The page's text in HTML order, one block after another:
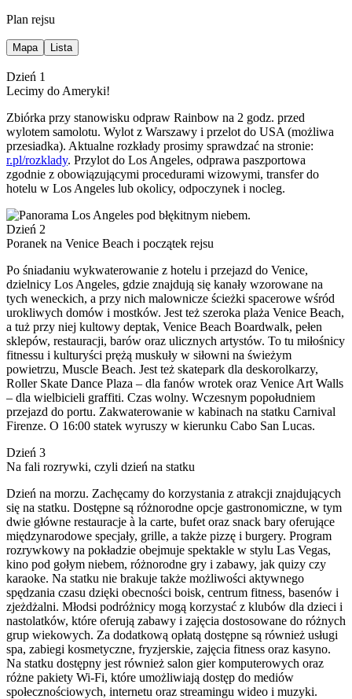
Plan rejsu
Mapa Lista
Dzień 1
Lecimy do Ameryki!
Zbiórka przy stanowisku odpraw Rainbow na 2 godz. przed
wylotem samolotu. Wylot z Warszawy i przelot do USA (możliwa
przesiadka). Aktualne rozkłady prosimy sprawdzać na stronie:
r.pl/rozklady. Przylot do Los Angeles, odprawa paszportowa
zgodnie z obowiązującymi procedurami wizowymi, transfer do
hotelu w Los Angeles lub okolicy, odpoczynek i nocleg.
Dzień 2
Poranek na Venice Beach i początek rejsu
Po śniadaniu wykwaterowanie z hotelu i przejazd do Venice,
dzielnicy Los Angeles, gdzie znajdują się kanały wzorowane na
tych weneckich, a przy nich malownicze ścieżki spacerowe wśród
urokliwych domów i mostków. Jest też szeroka plaża Venice Beach,
a tuż przy niej kultowy deptak, Venice Beach Boardwalk, pełen
sklepów, restauracji, barów oraz ulicznych artystów. To tu miłośnicy
fitnessu i kulturyści prężą muskuły w siłowni na świeżym
powietrzu, Muscle Beach. Jest też skatepark dla deskorolkarzy,
Roller Skate Dance Plaza – dla fanów wrotek oraz Venice Art Walls
– dla wielbicieli graffiti. Czas wolny. Wczesnym popołudniem
przejazd do portu. Zakwaterowanie w kabinach na statku Carnival
Firenze. O 16:00 statek wyruszy w kierunku Cabo San Lucas.
Dzień 3
Na fali rozrywki, czyli dzień na statku
Dzień na morzu. Zachęcamy do korzystania z atrakcji znajdujących
się na statku. Dostępne są różnorodne opcje gastronomiczne, w tym
dwie główne restauracje à la carte, bufet oraz snack bary oferujące
międzynarodowe specjały, grille, a także pizzę i burgery. Program
rozrywkowy na pokładzie obejmuje spektakle w stylu Las Vegas,
kino pod gołym niebem, różnorodne gry i zabawy, jak quizy czy
karaoke. Na statku nie brakuje także możliwości aktywnego
spędzania czasu dzięki obecności boisk, centrum fitness, basenów i
zjeżdżalni. Młodsi podróżnicy mogą korzystać z klubów dla dzieci i
nastolatków, które oferują zabawy i zajęcia dostosowane do różnych
grup wiekowych. Za dodatkową opłatą dostępne są również usługi
spa, zabiegi kosmetyczne, fryzjerskie, zajęcia fitness oraz kasyno.
Na statku dostępny jest również salon gier komputerowych oraz
różne pakiety Wi-Fi, które umożliwiają dostęp do mediów
społecznościowych, internetu oraz streamingu wideo i muzyki.